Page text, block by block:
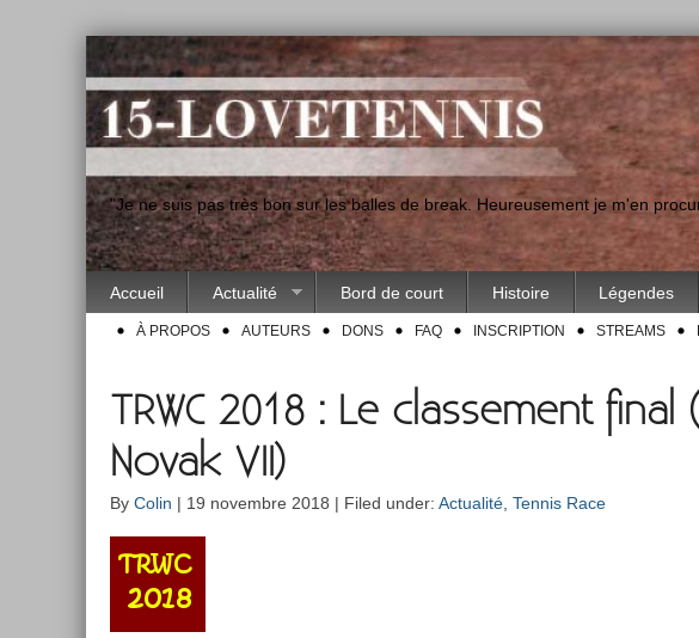
"Je ne suis pas très bon sur les balles de break. Heureusement je m'en
Accueil Actualité Bord de court Histoire Légendes
À PROPOS AUTEURS DONS FAQ INSCRIPTION STREAMS
TRWC 2018 : Le classement final
Novak VII)
By Colin | 19 novembre 2018 | Filed under: Actualité Tennis Race